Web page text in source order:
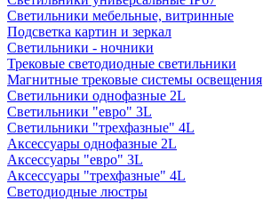
Светильники мебельные, витринные
Подсветка картин и зеркал
Светильники - ночники
Трековые светодиодные светильники
Магнитные трековые системы освещения
Светильники однофазные 2L
Светильники "евро" 3L
Светильники "трехфазные" 4L
Аксессуары однофазные 2L
Аксессуары "евро" 3L
Аксессуары "трехфазные" 4L
Светодиодные люстры